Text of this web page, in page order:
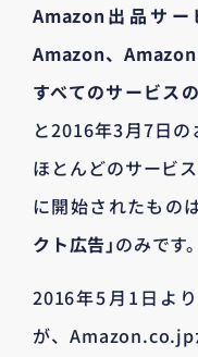
Amazon出品サ
Amazon、Amazon
すべてのサービス
と2016年3月7日
ほとんどのサービ
に開始されたものは
クト広告｣のみです。
2016年5月1日よ
が、Amazon.co.jp